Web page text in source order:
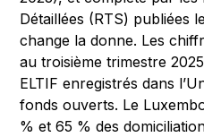
Détaillées (RTS) publiées
change la donne. Les
au troisième trimestre
ELTIF enregistrés dans
fonds ouverts. Le
% et 65 % des